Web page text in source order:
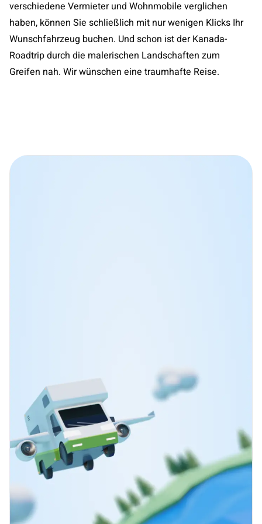
verschiedene Vermieter und Wohnmobile verglichen
haben, können Sie schließlich mit nur wenigen Klicks Ihr
Wunschfahrzeug buchen. Und schon ist der Kanada-
Roadtrip durch die malerischen Landschaften zum
Greifen nah. Wir wünschen eine traumhafte Reise.